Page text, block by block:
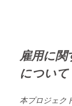
雇用に
について
本プロジェク